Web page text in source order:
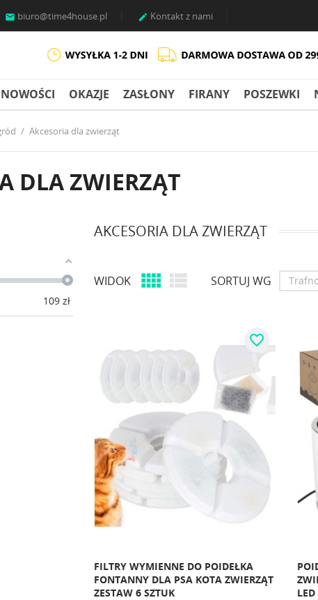
 biuro@time4house.pl  Kontakt z nami
NOWOŚCI OKAZJE ZASŁONY FIRANY POSZEWKI
Akcesoria dla zwierząt
DLA ZWIERZĄT
109zł
AKCESORIA DLA ZWIERZĄT
WIDOK   SORTUJ WG
FILTRY WYMIENNE DO POIDEŁKA
FONTANNY DLA PSA KOTA ZWIERZĄT
ZESTAW 6 SZTUK
favorite_border